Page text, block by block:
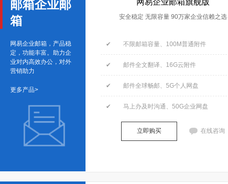
邮箱企业邮
箱
网易企业邮箱，产品稳
定，功能丰富。助力企
业对内高效办公，对外
营销助力
更多产品>
网易企业邮箱旗舰版
安全稳定 无限容量 90万家企业信赖之选
✔ 不限邮箱容量、100M普通附件
✔ 邮件全文翻译、16G云附件
✔ 邮件全球畅邮、5G个人网盘
✔ 马上办及时沟通、50G企业网盘
立即购买 在线咨询